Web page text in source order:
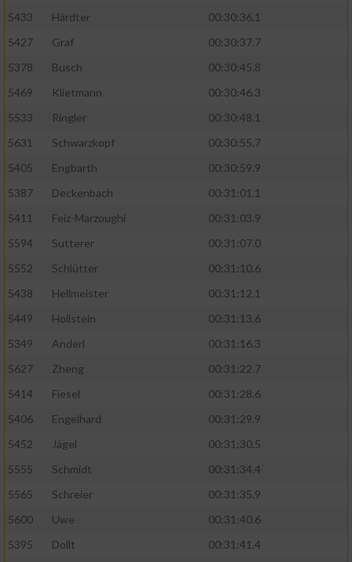
5433
Härdter
00:30:36.1
5427
Graf
00:30:37.7
5378
Busch
00:30:45.8
5469
Klietmann
00:30:46.3
5533
Ringler
00:30:48.1
5631
Schwarzkopf
00:30:55.7
5405
Engbarth
00:30:59.9
5387
Deckenbach
00:31:01.1
5411
Feiz-Marzoughi
00:31:03.9
5594
Sutterer
00:31:07.0
5552
Schlütter
00:31:10.6
5438
Hellmeister
00:31:12.1
5449
Hollstein
00:31:13.6
5349
Anderl
00:31:16.3
5627
Zheng
00:31:22.7
5414
Fiesel
00:31:28.6
5406
Engelhard
00:31:29.9
5452
Jägel
00:31:30.5
5555
Schmidt
00:31:34.4
5565
Schreier
00:31:35.9
5600
Uwe
00:31:40.6
5395
Dollt
00:31:41.4